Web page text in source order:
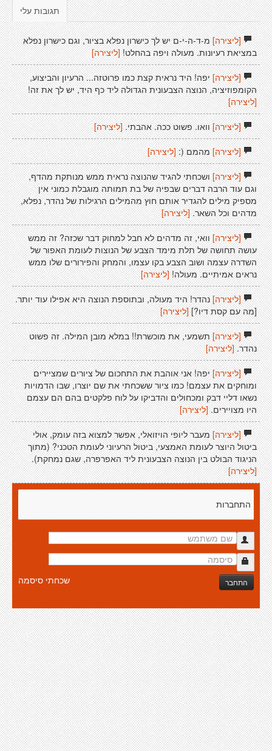
תגובות עלי
[ליצירה]מ-ד-ה-י-ם יש לך כישרון נפלא בציור, וגם כישרון נפלא
במציאת רעיונות. מעולה ויפה בהחלט! [ליצירה]
[ליצירה]יפה! היד נראית קצת כמו פרוטזה... הרעיון והביצוע,
הקומפוזיציה, הנוצה הצבעונית הגדולה ליד כף היד, יש לך את זה!
[ליצירה]
[ליצירה]וואו. פשוט ככה. אהבתי. [ליצירה]
[ליצירה]מהמם (: [ליצירה]
[ליצירה]ושכחתי להגיד שהנוצה נראית ממש מנותקת מהדף,
וגם עוד הרבה דברים שבפיה של בת תמותה מוגבלת כמוני אין
מספיק מילים להגדיר אותם חוץ מהמילים הרגילות של נהדר, נפלא,
מדהים וכל השאר. [ליצירה]
[ליצירה]וואי, זה מדהים לא חבל למחוק דבר שכזה? זה ממש
עושה תחושה של תלת מימד הצבע של הנוצות לעומת האפור של
השדרה עצמה ושוב הצבע בקו עצמו, והמחק והפירורים שלו ממש
נראים אמיתיים. מעולה! [ליצירה]
[ליצירה]נהדר! היד מעולה, ובתוספת הנוצה היא אפילו עוד יותר.
[מה עם קסת דיו?] [ליצירה]
[ליצירה]תשמעי, את מוכשרת!! במלא מובן המילה. זה פשוט
נהדר. [ליצירה]
[ליצירה]יפה! אני אוהבת את התחכום של ציורים שמציירים
ומוחקים את עצמם! כמו ציור ששכחתי את שם יוצרו, שבו הדמויות
נשאו דליי דבק ומכחולים והדביקו על לוח פלקטים בהם הם עצמם
היו מצויירים. [ליצירה]
[ליצירה]מעבר ליופי הויזואלי, אפשר למצוא בזה עומק, אולי
ביטול היוצר לעומת האמצעי, ביטול הרעיוני לעומת הטכני? (מתוך
הניגוד הבולט בין הנוצה הצבעונית ליד האפרפרה, שגם נמחקת).
[ליצירה]
התחברות
התחבר שכחתי סיסמה